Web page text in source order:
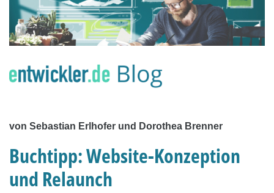
von Sebastian Erlhofer und Dorothea Brenner
Buchtipp: Website-Konzeption
und Relaunch